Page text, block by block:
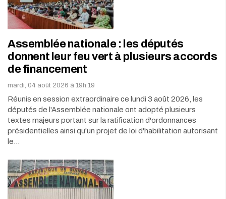
Assemblée nationale : les députés
donnent leur feu vert à plusieurs accords
de financement
mardi, 04 août 2026 à 19h:19
Réunis en session extraordinaire ce lundi 3 août 2026, les
députés de l'Assemblée nationale ont adopté plusieurs
textes majeurs portant sur la ratification d'ordonnances
présidentielles ainsi qu'un projet de loi d'habilitation autorisant
le…